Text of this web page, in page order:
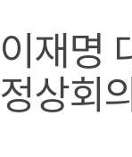
이재명
정상회